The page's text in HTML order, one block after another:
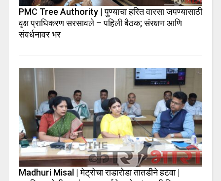
PMC Tree Authority | पुण्याचा हरित वारसा जपण्यासाठी
वृक्ष प्राधिकरण सरसावले – पहिली बैठक; संरक्षण आणि
संवर्धनावर भर
Madhuri Misal | मेट्रोचा राडारोडा तातडीने हटवा |